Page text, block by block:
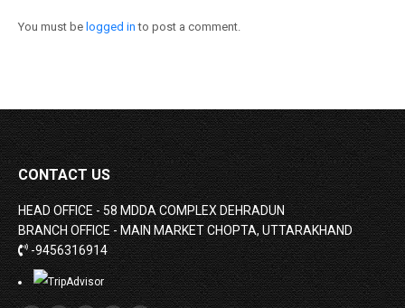
You must be logged in to post a comment.
CONTACT US
HEAD OFFICE - 58 MDDA COMPLEX DEHRADUN
BRANCH OFFICE - MAIN MARKET CHOPTA, UTTARAKHAND
-9456316914